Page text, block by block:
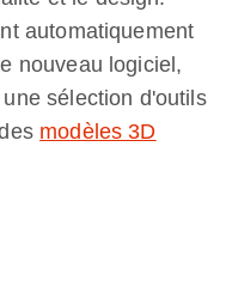
automatiquement
nouveau logiciel,
sélection d'outils
modèles 3D